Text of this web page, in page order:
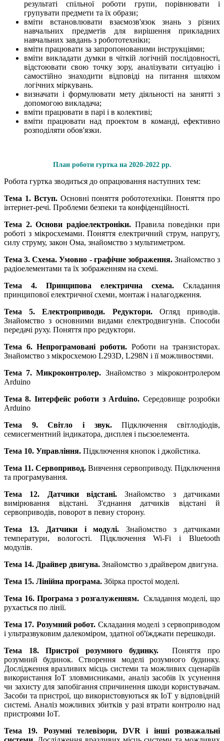
результаті спільної роботи групи, порівнювати і
групувати предмети та їх образи;
вміти встановлювати взаємозв'язок знань з різних
навчальних предметів для вирішення прикладних
навчальних завдань з робототехніки;
вміти працювати за запропонованими інструкціями;
вміти викладати думки в чіткій логічній послідовності,
відстоювати свою точку зору, аналізувати ситуацію і
самостійно знаходити відповіді на питання шляхом
логічних міркувань.
визначати і формулювати мету діяльності на занятті з
допомогою викладача;
вміти працювати в парі і в колективі;
вміти працювати над проектом в команді, ефективно
розподіляти обов'язки.
План роботи гуртка на 2020-2022 рр.
Робота гуртка зводиться до опрацювання наступних тем:
Тема 1. Вступ. Основні поняття робототехніки. Поняття про
інтернет-речі. Проблеми безпеки та конфіденційності.
Тема 2. Основи радіоелектроніки. Правила поведінки при
роботі з мікросхемами. Поняття електричний струм, напругу,
силу струму, закон Ома, знайомство з мультиметром.
Тема 3. Схема. Умовно - графічне зображення. Знайомство з
радіоелементами та їх зображенням на схемі.
Тема 4. Принципова електрична схема. Складання
принципової електричної схеми, монтаж і налагодження.
Тема 5. Електроприводи. Редуктори. Огляд приводів.
Знайомство з основними видами електродвигунів. Способи
передачі руху. Поняття про редуктори.
Тема 6. Непрограмовані роботи. Роботи на транзисторах.
Знайомство з мікросхемою L293D, L298N і її можливостями.
Тема 7. Микроконтролер. Знайомство з мікроконтролером
Arduino
Тема 8. Інтерфейс роботи з Arduino. Середовище розробки
Arduino
Тема 9. Світло і звук.Підключення світлодіодів,
семисегментний індикатора, дисплея і пьєзоелемента.
Тема 10. Управління. Підключення кнопок і джойстика.
Тема 11. Сервопривод. Вивчення сервоприводу. Підключення
та програмування.
Тема 12. Датчики відстані.Знайомство з датчиками
вимірювання відстані. З'єднання датчиків відстані й
сервоприводів, поворот в певну сторону.
Тема 13. Датчики і модулі.Знайомство з датчиками
температури, вологості. Підключення Wi-Fi і Bluetooth
модулів.
Тема 14. Драйвер двигуна. Знайомство з драйвером двигуна.
Тема 15. Лінійна програма. Збірка простої моделі.
Тема 16. Програма з розгалуженням.Складання моделі, що
рухається по лінії.
Тема 17. Розумний робот. Складання моделі з сервоприводом
і ультразвуковим далекоміром, здатної об'їжджати перешкоди.
Тема 18. Пристрої розумного будинку.
Поняття про
розумний будинок. Створення моделі розумного будинку.
Дослідження вразливих місць системи та можливих сценаріїв
використання IoT зловмисниками, аналіз засобів їх усунення
чи захисту для запобігання спричинення шкоди користувачам.
Засоби та пристрої, що використовуються як IoT у відповідній
системі. Аналіз можливих збитків у разі втрати контролю над
пристроями IoT.
Тема 19. Розумні телевізори, DVR і інші розважальні